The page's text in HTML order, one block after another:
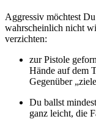
Aggressiv möchtest
wahrscheinlich nicht
verzichten:
zur Pistole
Hände auf dem
Gegenüber
Du ballst
ganz leicht, die